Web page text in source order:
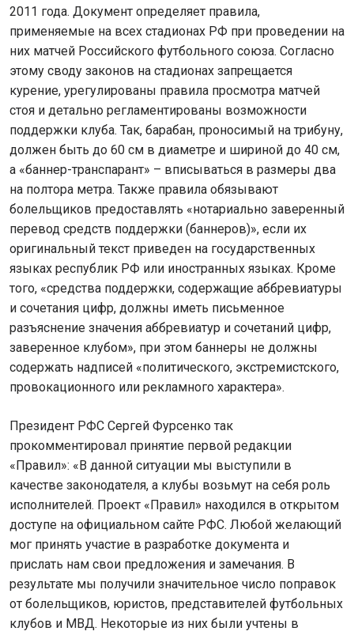
2011 года. Документ определяет правила,
применяемые на всех стадионах РФ при проведении на
них матчей Российского футбольного союза. Согласно
этому своду законов на стадионах запрещается
курение, урегулированы правила просмотра матчей
стоя и детально регламентированы возможности
поддержки клуба. Так, барабан, проносимый на трибуну,
должен быть до 60 см в диаметре и шириной до 40 см,
а «баннер-транспарант» – вписываться в размеры два
на полтора метра. Также правила обязывают
болельщиков предоставлять «нотариально заверенный
перевод средств поддержки (баннеров)», если их
оригинальный текст приведен на государственных
языках республик РФ или иностранных языках. Кроме
того, «средства поддержки, содержащие аббревиатуры
и сочетания цифр, должны иметь письменное
разъяснение значения аббревиатур и сочетаний цифр,
заверенное клубом», при этом баннеры не должны
содержать надписей «политического, экстремистского,
провокационного или рекламного характера».
Президент РФС Сергей Фурсенко так
прокомментировал принятие первой редакции
«Правил»: «В данной ситуации мы выступили в
качестве законодателя, а клубы возьмут на себя роль
исполнителей. Проект «Правил» находился в открытом
доступе на официальном сайте РФС. Любой желающий
мог принять участие в разработке документа и
прислать нам свои предложения и замечания. В
результате мы получили значительное число поправок
от болельщиков, юристов, представителей футбольных
клубов и МВД. Некоторые из них были учтены в